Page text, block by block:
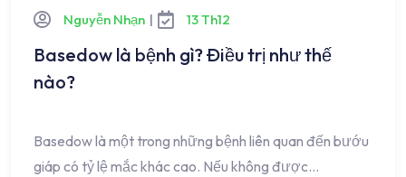
Nguyễn Nhạn | 13 Th12
Basedow là bệnh gì? Điều trị như thế
nào?
Basedow là một trong những bệnh liên quan đến bướu
giáp có tỷ lệ mắc khác cao. Nếu không được…